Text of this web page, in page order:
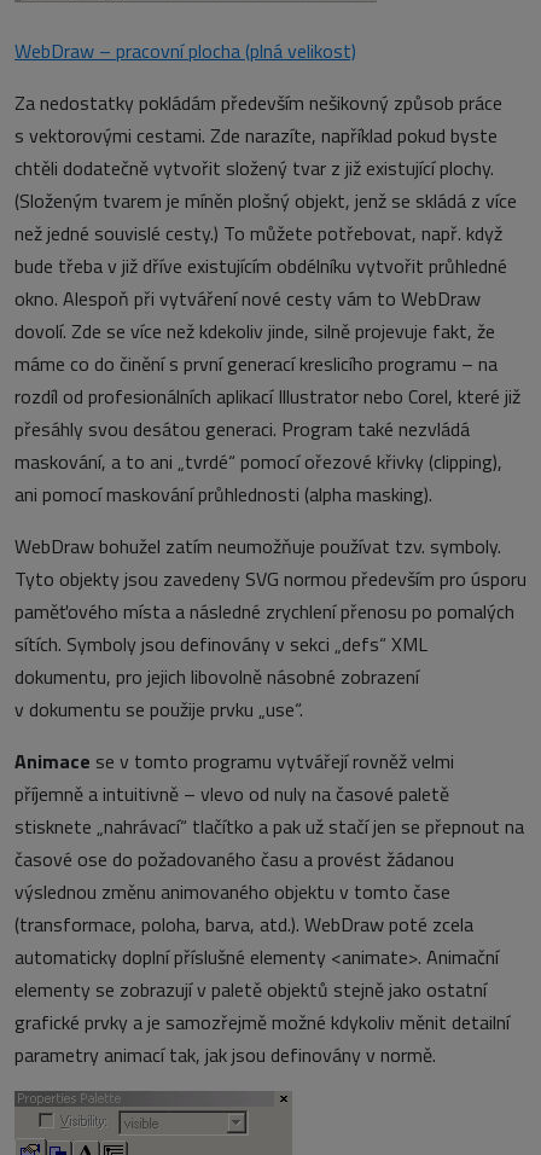
WebDraw – pracovní plocha (plná velikost)
Za nedostatky pokládám především nešikovný způsob práce
s vektorovými cestami. Zde narazíte, například pokud byste
chtěli dodatečně vytvořit složený tvar z již existující plochy.
(Složeným tvarem je míněn plošný objekt, jenž se skládá z více
než jedné souvislé cesty.) To můžete potřebovat, např. když
bude třeba v již dříve existujícím obdélníku vytvořit průhledné
okno. Alespoň při vytváření nové cesty vám to WebDraw
dovolí. Zde se více než kdekoliv jinde, silně projevuje fakt, že
máme co do činění s první generací kreslicího programu – na
rozdíl od profesionálních aplikací Illustrator nebo Corel, které již
přesáhly svou desátou generaci. Program také nezvládá
maskování, a to ani „tvrdé“ pomocí ořezové křivky (clipping),
ani pomocí maskování průhlednosti (alpha masking).
WebDraw bohužel zatím neumožňuje používat tzv. symboly.
Tyto objekty jsou zavedeny SVG normou především pro úsporu
paměťového místa a následné zrychlení přenosu po pomalých
sítích. Symboly jsou definovány v sekci „defs“ XML
dokumentu, pro jejich libovolně násobné zobrazení
v dokumentu se použije prvku „use“.
Animace se v tomto programu vytvářejí rovněž velmi
příjemně a intuitivně – vlevo od nuly na časové paletě
stisknete „nahrávací“ tlačítko a pak už stačí jen se přepnout na
časové ose do požadovaného času a provést žádanou
výslednou změnu animovaného objektu v tomto čase
(transformace, poloha, barva, atd.). WebDraw poté zcela
automaticky doplní příslušné elementy <animate>. Animační
elementy se zobrazují v paletě objektů stejně jako ostatní
grafické prvky a je samozřejmě možné kdykoliv měnit detailní
parametry animací tak, jak jsou definovány v normě.